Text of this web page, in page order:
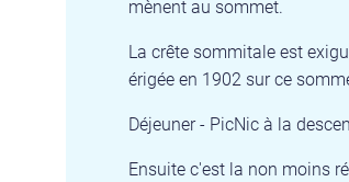
mènent au sommet.
La crête sommitale est
érigée en 1902 sur ce
Déjeuner - PicNic à la
Ensuite c'est la non moins